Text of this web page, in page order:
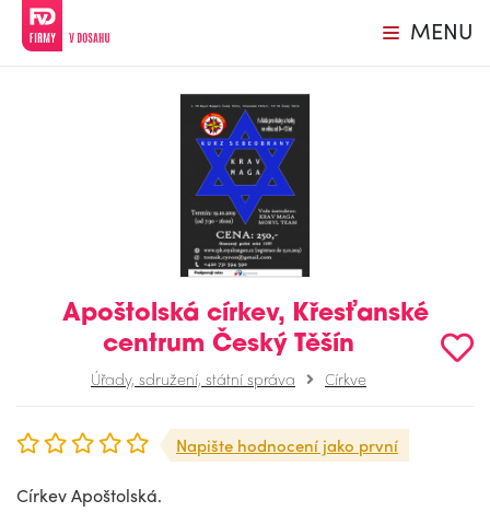
MENU
Apoštolská církev, Křesťanské
centrum Český Těšín
Úřady, sdružení, státní správa Církve
Napište hodnocení jako první
Církev Apoštolská.